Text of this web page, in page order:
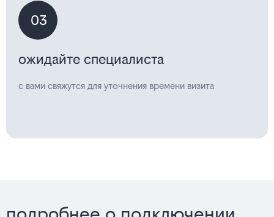
03
ожидайте специалиста
с вами свяжутся для уточнения времени визита